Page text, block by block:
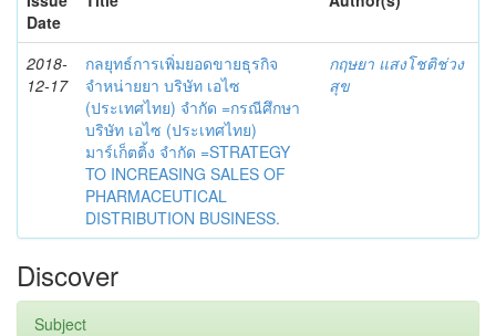
Date
2018-
12-17
กลยุทธ์การเพิ่มยอดขายธุรกิจ
จำหน่ายยา บริษัท เอไซ
(ประเทศไทย) จำกัด =กรณีศึกษา
บริษัท เอไซ (ประเทศไทย)
มาร์เก็ตติ้ง จำกัด =STRATEGY
TO INCREASING SALES OF
PHARMACEUTICAL
DISTRIBUTION BUSINESS.
กฤษยา แสงโชติช่วง
สุข
Discover
Subject